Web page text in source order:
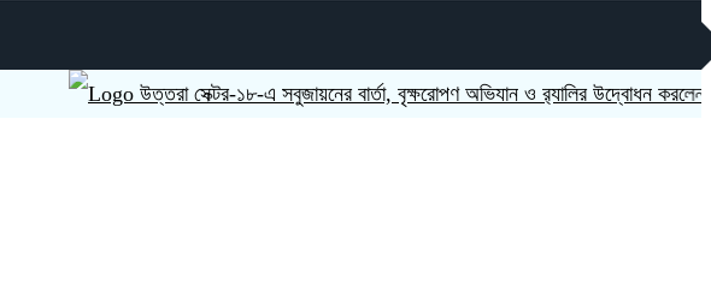
উত্তরা সেক্টর-১৮-এ সবুজায়নের বার্তা, বৃক্ষরোপণ অভিযান ও র‍্যালির উদ্বোধন করলেন এমপি